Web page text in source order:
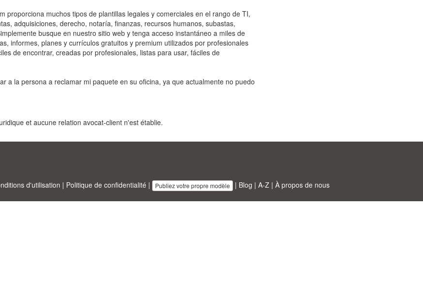
proporciona muchos tipos de plantillas legales y comerciales en el rango de TI,
adquisiciones, derecho, notaría, finanzas, recursos humanos, subastas,
busque en nuestro sitio web y tenga acceso instantáneo a miles de
informes, planes y currículos gratuitos y premium utilizados por profesionales
de encontrar, creadas por profesionales, listas para usar, fáciles de
a la persona a reclamar mi paquete en su oficina, ya que actualmente no puedo
et aucune relation avocat-client n'est établie.
d'utilisation | Politique de confidentialité| Publiez votre propre modèle | Blog | A-Z | À propos de nous